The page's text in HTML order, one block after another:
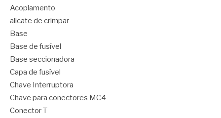
Acoplamento
alicate de crimpar
Base
Base de fusível
Base seccionadora
Capa de fusível
Chave Interruptora
Chave para conectores MC4
Conector T